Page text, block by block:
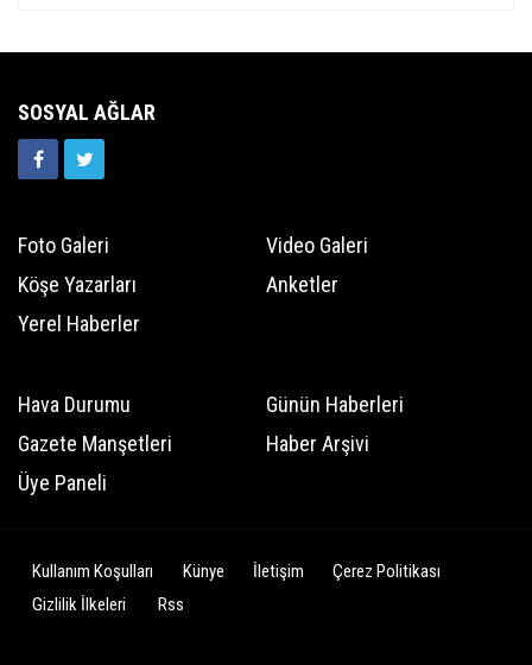
SOSYAL AĞLAR
Foto Galeri
Video Galeri
Köşe Yazarları
Anketler
Yerel Haberler
Hava Durumu
Günün Haberleri
Gazete Manşetleri
Haber Arşivi
Üye Paneli
Kullanım Koşulları Künye İletişim
Çerez Politikası
Gizlilik İlkeleri
Rss